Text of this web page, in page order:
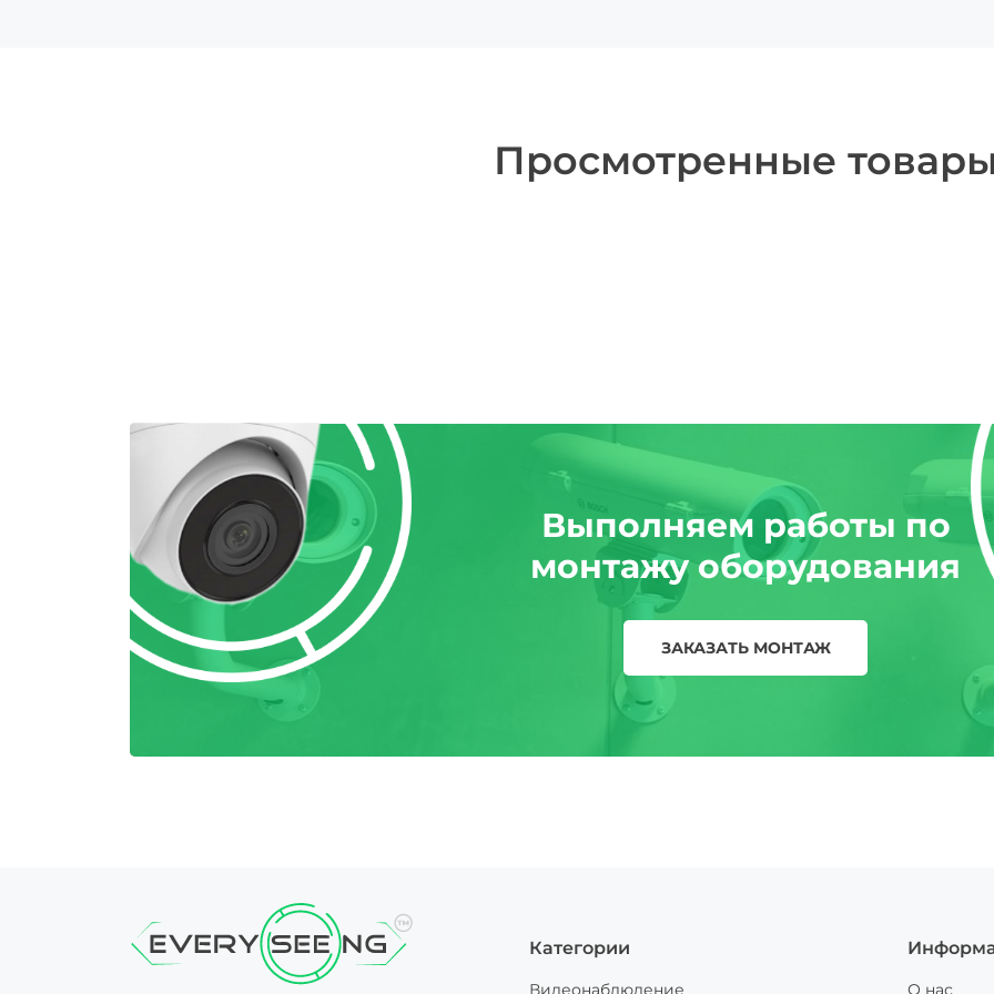
Просмотренные
Выполняем работы по
монтажу оборудования
ЗАКАЗАТЬ МОНТАЖ
Категории
Видеонаблюдение О нас